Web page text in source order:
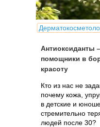
Антиоксиданты
помощники в
красоту
Кто из нас не
почему кожа,
в детские и
стремительно
людей после 30?